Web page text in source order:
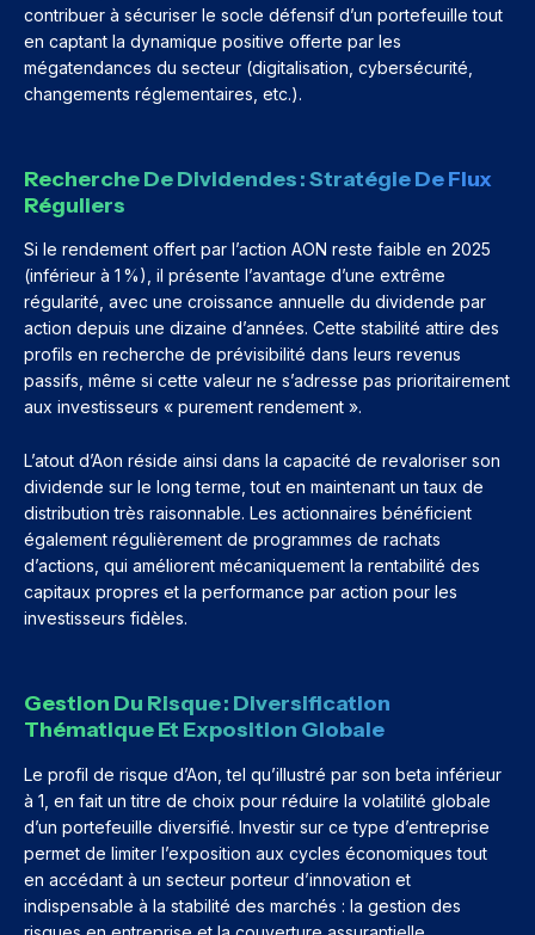
contribuer à sécuriser le socle défensif d’un portefeuille tout
en captant la dynamique positive offerte par les
mégatendances du secteur (digitalisation, cybersécurité,
changements réglementaires, etc.).
Recherche De Dividendes : Stratégie De Flux
Réguliers
Si le rendement offert par l’action AON reste faible en 2025
(inférieur à 1 %), il présente l’avantage d’une extrême
régularité, avec une croissance annuelle du dividende par
action depuis une dizaine d’années. Cette stabilité attire des
profils en recherche de prévisibilité dans leurs revenus
passifs, même si cette valeur ne s’adresse pas prioritairement
aux investisseurs « purement rendement ».
L’atout d’Aon réside ainsi dans la capacité de revaloriser son
dividende sur le long terme, tout en maintenant un taux de
distribution très raisonnable. Les actionnaires bénéficient
également régulièrement de programmes de rachats
d’actions, qui améliorent mécaniquement la rentabilité des
capitaux propres et la performance par action pour les
investisseurs fidèles.
Gestion Du Risque : Diversification
Thématique Et Exposition Globale
Le profil de risque d’Aon, tel qu’illustré par son beta inférieur
à 1, en fait un titre de choix pour réduire la volatilité globale
d’un portefeuille diversifié. Investir sur ce type d’entreprise
permet de limiter l’exposition aux cycles économiques tout
en accédant à un secteur porteur d’innovation et
indispensable à la stabilité des marchés : la gestion des